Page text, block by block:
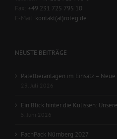
Fax: +49 231 725 795 10
E-Mail: kontakt(at)roteg.de
NEUSTE BEITRÄGE
Palettieranlagen im Einsatz – Neue
23. Juli 2026
Ein Blick hinter die Kulissen:
5. Juni 2026
FachPack Nürnberg 2027